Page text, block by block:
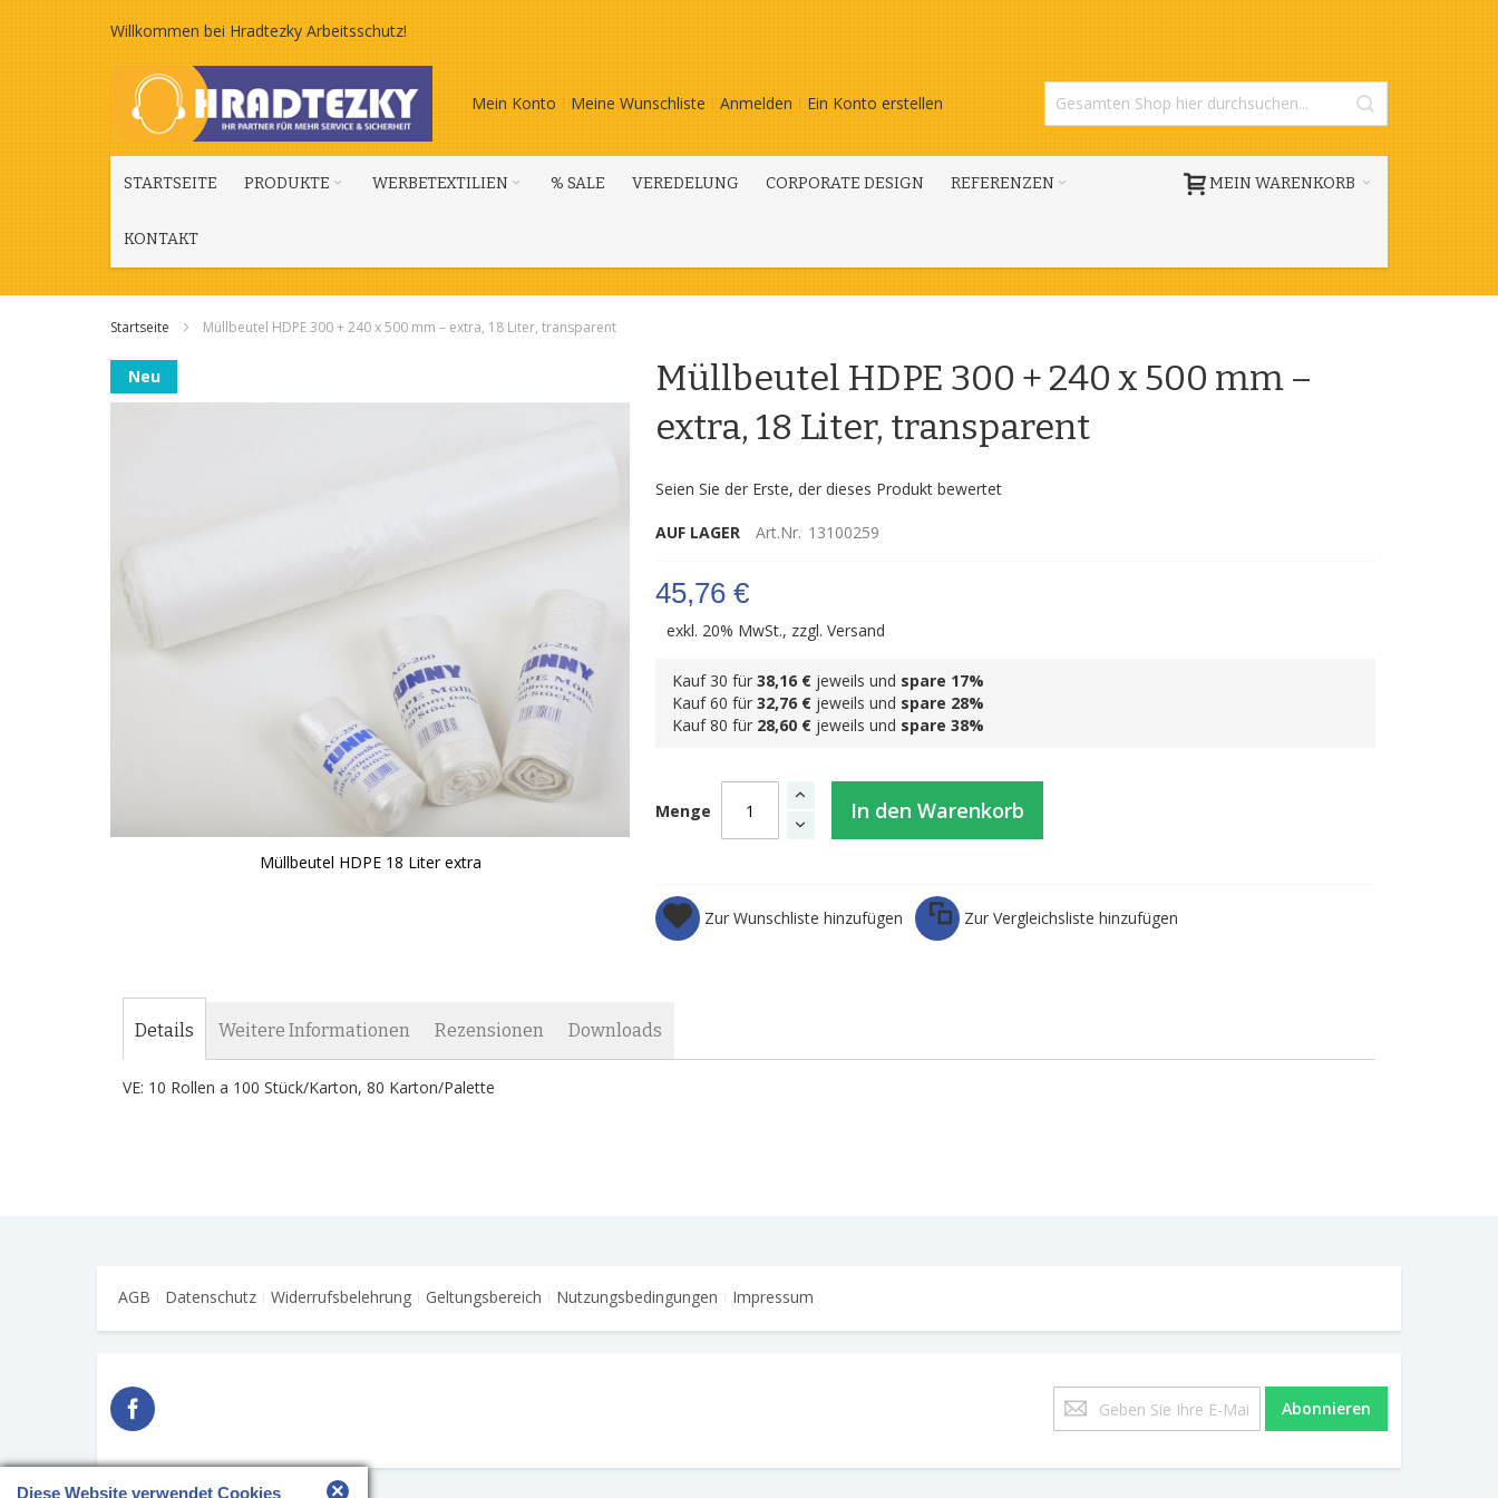
Zum
Inhalt
springen
Willkommen bei Hradtezky Arbeitsschutz!
Mein Konto Meine Wunschliste Anmelden Ein Konto erstellen
MEIN WARENKORB
STARTSEITE PRODUKTE WERBETEXTILIEN % SALE VEREDELUNG CORPORATE DESIGN REFERENZEN
KONTAKT
Startseite Müllbeutel HDPE 300 + 240 x 500 mm – extra, 18 Liter, transparent
Zum
Ende
Müllbeutel HDPE 18 Liter extra
Neu
Müllbeutel HDPE 300 + 240 x 500 mm –
extra, 18 Liter, transparent
Seien Sie der Erste, der dieses Produkt bewertet
AUF LAGER Art.Nr. 13100259
45,76 €
exkl. 20% MwSt., zzgl. Versand
Kauf 30 für 38,16 €jeweils und spare 17%
Kauf 60 für 32,76 €jeweils und spare 28%
Kauf 80 für 28,60 €jeweils und spare 38%
Menge In den Warenkorb
Zur Wunschliste hinzufügen Zur Vergleichsliste hinzufügen
Details
VE: 10 Rollen a 100 Stück/Karton, 80 Karton/Palette
Weitere Informationen Rezensionen Downloads
AGB Datenschutz Widerrufsbelehrung Geltungsbereich Nutzungsbedingungen Impressum
Melden
Sie
für
Abonnieren
Diese Website verwendet Cookies ×